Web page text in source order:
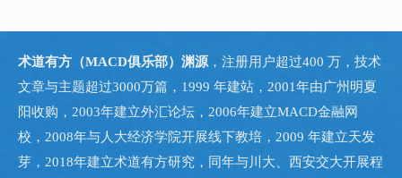
术道有方（MACD俱乐部）渊源 ，注册用户超过400 万，技术
文章与主题超过3000万篇，1999 年建站，2001年由广州明夏
阳收购，2003年建立外汇论坛，2006年建立MACD金融网
校，2008年与人大经济学院开展线下教培，2009 年建立天发
芽，2018年建立术道有方研究，同年与川大、西安交大开展程